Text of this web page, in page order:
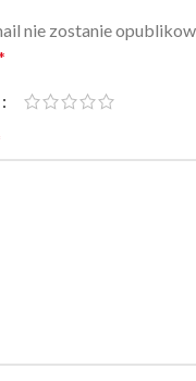
nie zostanie